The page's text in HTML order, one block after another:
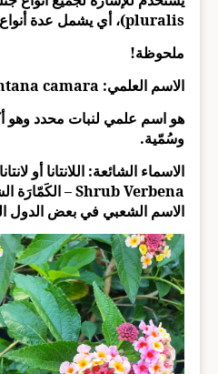
pluralis)، أي يشمل عدة أنواع مختلفة داخل نفس الجنس.
ملحوظة!
الاسم العلمي: Lantana camara
هو اسم علمي لنبات محدد وهو أكثر
وسُمّية.
الاسم الشعبي في بعض الدول